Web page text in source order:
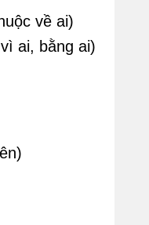
về ai)
ai, bằng ai)